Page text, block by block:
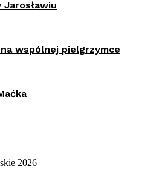
wspólnej pielgrzymce
2026